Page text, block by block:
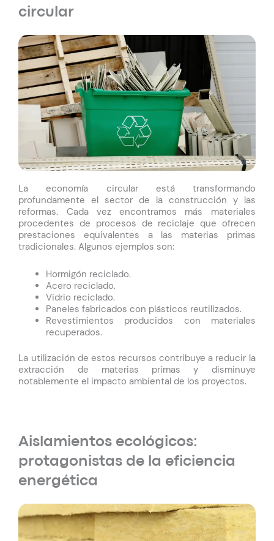
circular
La economía circular está transformando
profundamente el sector de la construcción y las
reformas. Cada vez encontramos más materiales
procedentes de procesos de reciclaje que ofrecen
prestaciones equivalentes a las materias primas
tradicionales. Algunos ejemplos son:
Hormigón reciclado.
Acero reciclado.
Vidrio reciclado.
Paneles fabricados con plásticos reutilizados.
Revestimientos producidos con materiales
recuperados.
La utilización de estos recursos contribuye a reducir la
extracción de materias primas y disminuye
notablemente el impacto ambiental de los proyectos.
Aislamientos ecológicos:
protagonistas de la eficiencia
energética